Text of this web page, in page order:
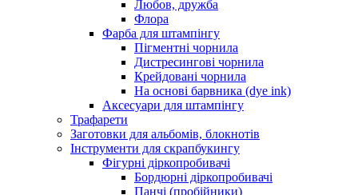
Любов, дружба
Флора
Фарба для штампінгу
Пігментні чорнила
Дистресингові чорнила
Крейдовані чорнила
На основі барвника (dye ink)
Аксесуари для штампінгу
Трафарети
Заготовки для альбомів, блокнотів
Інструменти для скрапбукингу
Фігурні діркопробивачі
Бордюрні діркопробивачі
Панчі (пробійники)